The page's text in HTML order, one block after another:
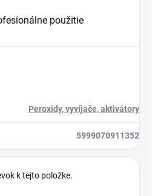
použitie
Peroxidy, vyvíjače, aktivátory
5999070911352
k tejto položke.